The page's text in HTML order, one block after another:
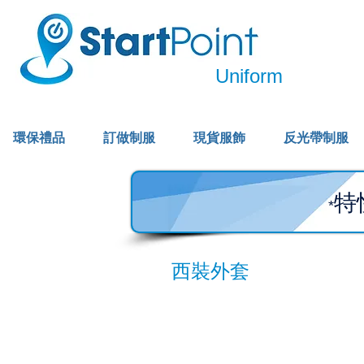
環保禮品 訂做制服 現貨服飾 反光帶制服
Uniform
*特
西裝外套